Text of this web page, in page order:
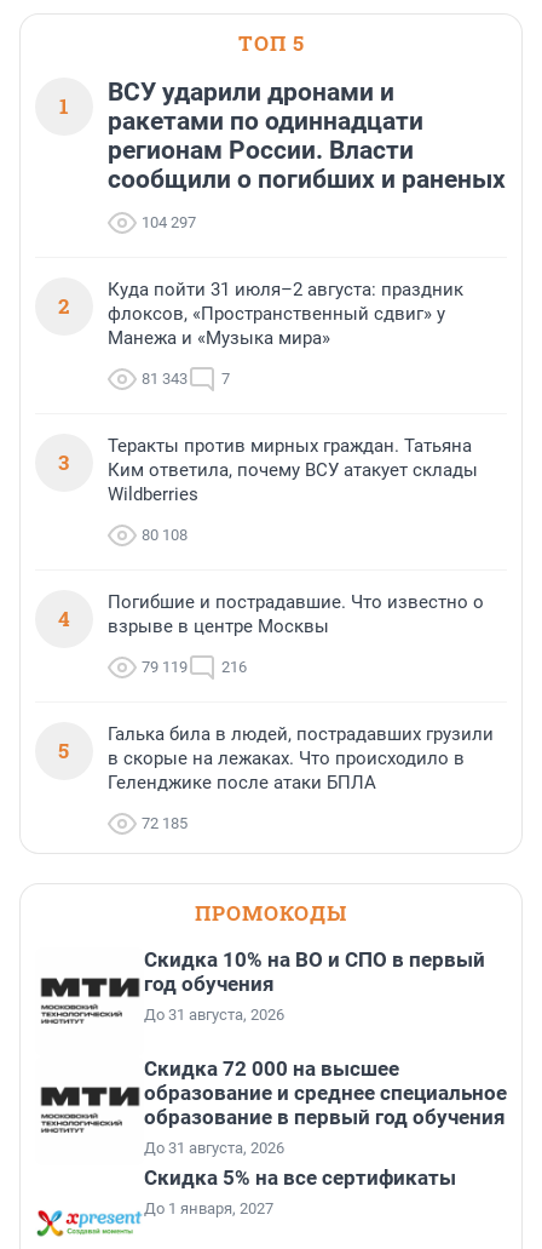
ТОП 5
1
ВСУ ударили дронами и
ракетами по одиннадцати
регионам России. Власти
сообщили о погибших и раненых
104 297
2
Куда пойти 31 июля–2 августа: праздник
флоксов, «Пространственный сдвиг» у
Манежа и «Музыка мира»
81 343 7
3
Теракты против мирных граждан. Татьяна
Ким ответила, почему ВСУ атакует склады
Wildberries
80 108
4
Погибшие и пострадавшие. Что известно о
взрыве в центре Москвы
79 119 216
5
Галька била в людей, пострадавших грузили
в скорые на лежаках. Что происходило в
Геленджике после атаки БПЛА
72 185
ПРОМОКОДЫ
Скидка 10% на ВО и СПО в первый
год обучения
До 31 августа, 2026
Скидка 72 000 на высшее
образование и среднее специальное
образование в первый год обучения
До 31 августа, 2026
Скидка 5% на все сертификаты
До 1 января, 2027